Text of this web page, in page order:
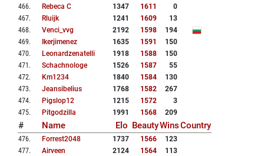
466. Rebeca C 1347 1611
0
467. Rluijk 1241 1609
13
468. Venci_vvg 2192 1598
194
469. Ikerjimenez 1635 1591
150
470. Leonardzenatelli 1918 1588
150
471 . Schachnologe 1526 1587
55
472. Km1234 1840 1584
130
473. Jeansibelius 1768 1582
267
474. Pigslop12 1215 1572
3
475. Pitgodzilla 1991 1568 209
# Name Elo BeautyWinsCountry
476. Forrest2048 1737 1566
123
477. Airveen 2124 1564
113